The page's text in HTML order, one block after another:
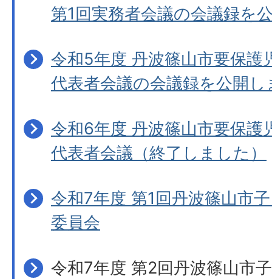
第1回実務者会議の会議録を
令和5年度 丹波篠山市要保護
代表者会議の会議録を公開し
令和6年度 丹波篠山市要保護
代表者会議（終了しました）
令和7年度 第1回丹波篠山市
委員会
令和7年度 第2回丹波篠山市